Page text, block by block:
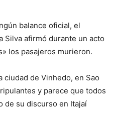
balance oficial, el
Silva afirmó durante un acto
los pasajeros murieron.
ciudad de Vinhedo, en Sao
y parece que todos
de su discurso en Itajaí